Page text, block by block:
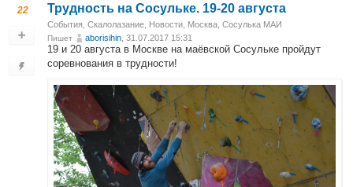
22 Трудность на Сосульке. 19-20 августа
События Скалолазание Новости Москва, Сосулька МАИ
Пишет aborisihin , 31.07.2017 15:31
19 и 20 августа в Москве на маёвской Сосульке пройдут
соревнования в трудности!